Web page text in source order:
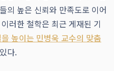
의 높은 신뢰와 만족도로 이어
러한 철학은 최근 게재된 기
높이는 민병욱 교수의 맞춤
다.